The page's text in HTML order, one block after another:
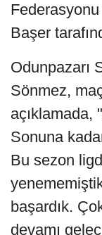
Başer
Odunpazarı
Sönmez,
açıklamada,
Sonuna
Bu sezon
başardık.
devamı